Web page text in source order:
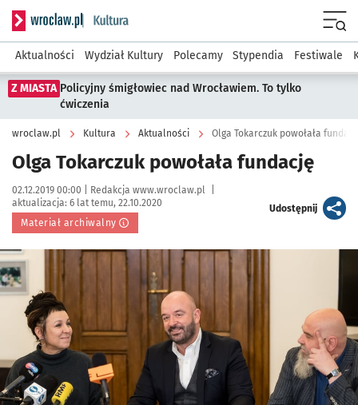
Serwis informacyjny wroclaw.pl podserwis: Kultura
Aktualności Wydział Kultury Polecamy Stypendia Festiwale
Z MIASTA Policyjny śmigłowiec nad Wrocławiem. To tylko
ćwiczenia
wroclaw.pl Kultura Aktualności Olga Tokarczuk powołała
Olga Tokarczuk powołała fundację
Data publikacji:
02.12.2019 00:00 | Autor:
Redakcja www.wroclaw.pl
aktualizacja: 6 lat temu, 22.10.2020
Materiał archiwalny
Udostępnijartykuł
Kliknij, aby powiększyć